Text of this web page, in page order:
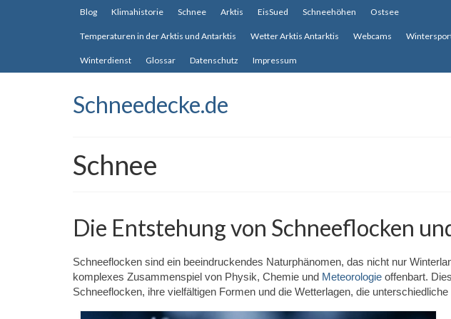
Blog Klimahistorie Schnee Arktis EisSued Schneehöhen Ostsee
Temperaturen in der Arktis und Antarktis Wetter Arktis Antarktis Webcams
Winterdienst Glossar Datenschutz Impressum
Schneedecke.de
Schnee
Die Entstehung von Schneeflocken
Schneeflocken sind ein beeindruckendes Naturphänomen, das nicht nur
komplexes Zusammenspiel von Physik, Chemie und Meteorologie offenbart.
Schneeflocken, ihre vielfältigen Formen und die Wetterlagen, die